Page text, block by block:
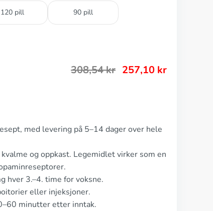
120 pill 90 pill
308,54kr 257,10 kr
med levering på 5–14 dager over hele
og oppkast. Legemidlet virker som en
hver 3.–4. time for voksne.
eller injeksjoner.
minutter etter inntak.